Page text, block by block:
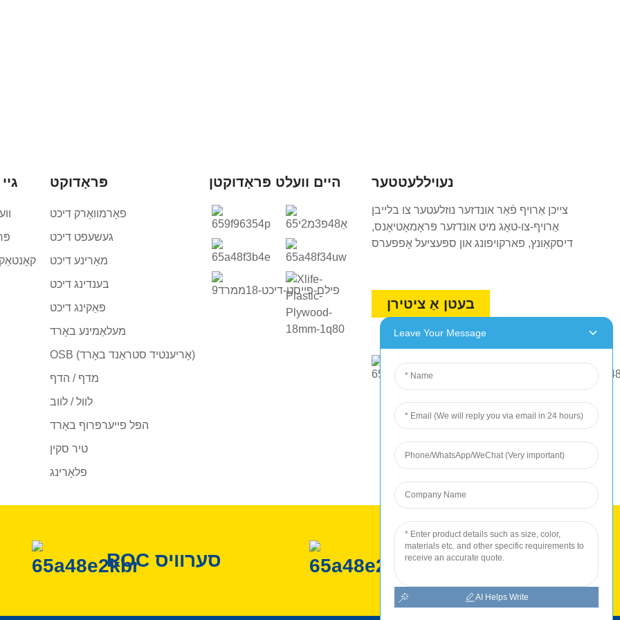
פּראָדוקט
פאָרמוואָרק דיכט
געשעפט דיכט
מאַרינע דיכט
בענדינג דיכט
פּאַקינג דיכט
מעלאַמינע באָרד
OSB (אָריענטיד סטראַנד באָרד)
מדף / הדף
לוול / לווב
הפּל פייערפּרוף באָרד
טיר סקין
פלאָרינג
היים וועלט פּראָדוקטן נעויללעטטער
צייכן אַרויף פֿאַר אונדזער נוזלעטער צו בלייבן
אַרויף-צו-טאָג מיט אונדזער פּראָמאָטיאָנס,
דיסקאַונץ, פארקויפונג און ספּעציעל אָפפערס
בעטן אַ ציטירן
ROC סערוויס ROC פּראָדוקציע
Leave Your Message
AI Helps Write